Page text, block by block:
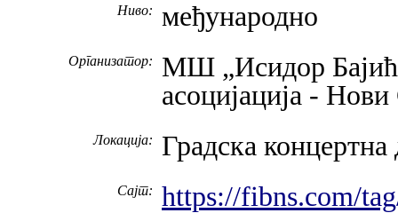
Ниво: међународно
Организатор:
МШ „Исидор
асоцијација -
Локација: Градска
Сајт: https://fibns.com/